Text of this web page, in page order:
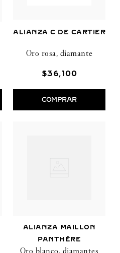
ALIANZA C DE CARTIER
Oro rosa, diamante
$36,100
COMPRAR
ALIANZA MAILLON
PANTHÈRE
Oro blanco, diamantes